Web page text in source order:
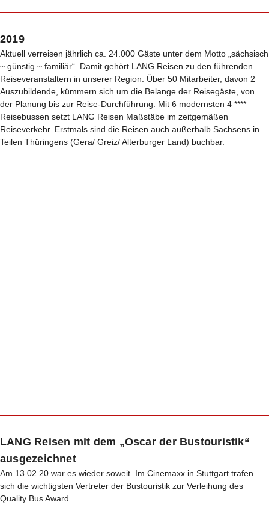
2019
Aktuell verreisen jährlich ca. 24.000 Gäste unter dem Motto „sächsisch
~ günstig ~ familiär“. Damit gehört LANG Reisen zu den führenden
Reiseveranstaltern in unserer Region. Über 50 Mitarbeiter, davon 2
Auszubildende, kümmern sich um die Belange der Reisegäste, von
der Planung bis zur Reise-Durchführung. Mit 6 modernsten 4 ****
Reisebussen setzt LANG Reisen Maßstäbe im zeitgemäßen
Reiseverkehr. Erstmals sind die Reisen auch außerhalb Sachsens in
Teilen Thüringens (Gera/ Greiz/ Alterburger Land) buchbar.
LANG Reisen mit dem „Oscar der Bustouristik“
ausgezeichnet
Am 13.02.20 war es wieder soweit. Im Cinemaxx in Stuttgart trafen
sich die wichtigsten Vertreter der Bustouristik zur Verleihung des
Quality Bus Award.